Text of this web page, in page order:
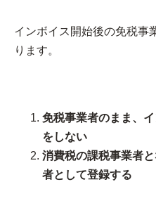
インボイス開始後の免税事
ります。
免税事業者のまま、
をしない
消費税の課税事業者
者として登録する